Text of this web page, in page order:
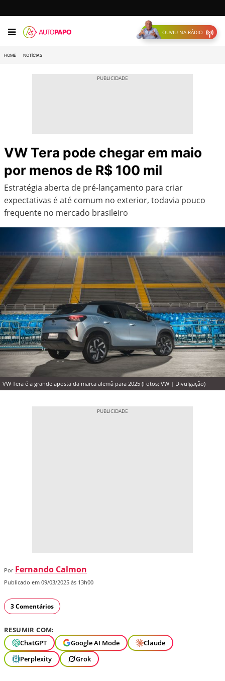
OUVIU NA RÁDIO
HOME NOTÍCIAS
VW Tera pode chegar em maio
por menos de R$ 100 mil
Estratégia aberta de pré-lançamento para criar
expectativas é até comum no exterior, todavia pouco
frequente no mercado brasileiro
VW Tera é a grande aposta da marca alemã para 2025 (Fotos: VW | Divulgação)
Por Fernando Calmon
Publicado em 09/03/2025 às 13h00
3 Comentários
RESUMIR COM:
ChatGPT
Google AI Mode
Claude
Perplexity
Grok